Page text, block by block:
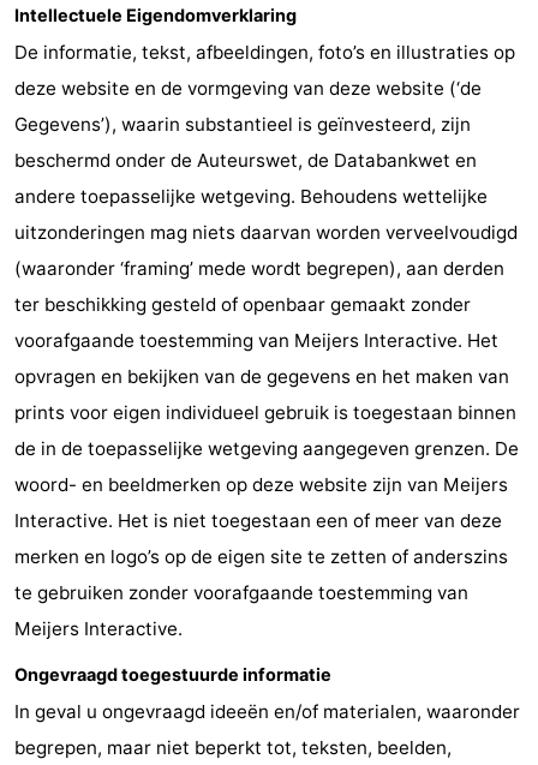
Holland
-
Leiden
Bollenstreek
-
Natuur
Hollands
Duin
-
Katwijk
-
Scheveningen
-
Haag
Rotterdam
-
Rockanje
Contact
Intellectuele Eigendomverklaring
De informatie, tekst, afbeeldingen, foto’s en illustraties op
deze website en de vormgeving van deze website (‘de
Gegevens’), waarin substantieel is geïnvesteerd, zijn
beschermd onder de Auteurswet, de Databankwet en
andere toepasselijke wetgeving. Behoudens wettelijke
uitzonderingen mag niets daarvan worden verveelvoudigd
(waaronder ‘framing’ mede wordt begrepen), aan derden
ter beschikking gesteld of openbaar gemaakt zonder
voorafgaande toestemming van Meijers Interactive. Het
opvragen en bekijken van de gegevens en het maken van
prints voor eigen individueel gebruik is toegestaan binnen
de in de toepasselijke wetgeving aangegeven grenzen. De
woord- en beeldmerken op deze website zijn van Meijers
Interactive. Het is niet toegestaan een of meer van deze
merken en logo’s op de eigen site te zetten of anderszins
te gebruiken zonder voorafgaande toestemming van
Meijers Interactive.
Ongevraagd toegestuurde informatie
In geval u ongevraagd ideeën en/of materialen, waaronder
begrepen, maar niet beperkt tot, teksten, beelden,